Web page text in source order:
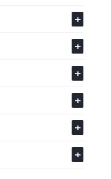
+
+
+
+
+
+